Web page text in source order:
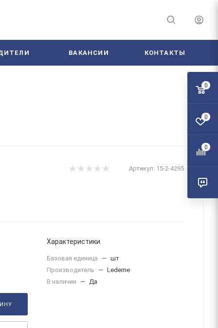
ВАКАНСИИ КОНТАКТЫ
Артикул: 15-2-4295
Характеристики
Базовая единица — шт
Производитель
— Ledeme
В наличии
— Да
0
0
0